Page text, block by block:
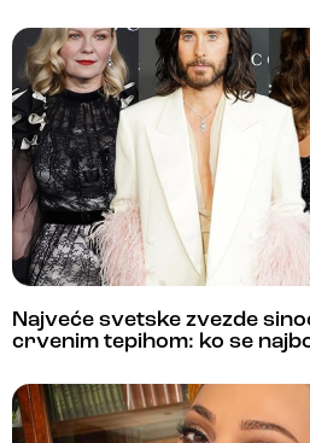
Najveće svetske zvezde
crvenim tepihom: ko se